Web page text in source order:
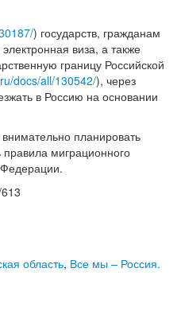
) государств, гражданам
виза, а также
границу Российской
docs/all/130542/), через
в Россию на основании
планировать
миграционного
Федерации.
область, Все мы – Россия.